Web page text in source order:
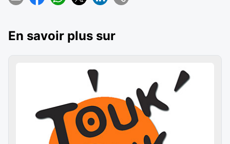
En savoir plus sur